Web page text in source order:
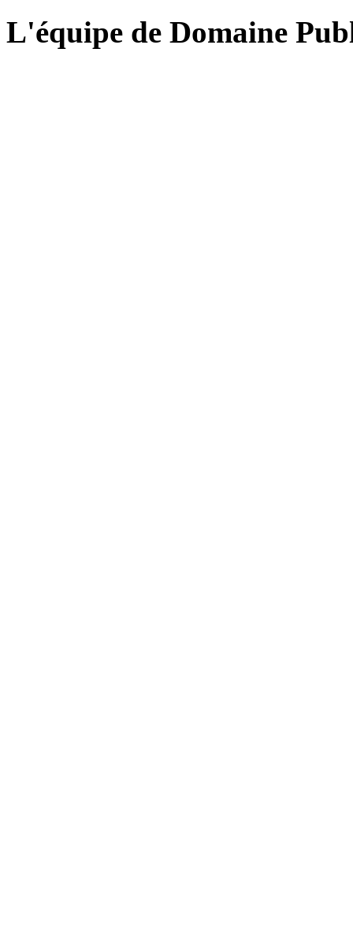
L'équipe de Domaine